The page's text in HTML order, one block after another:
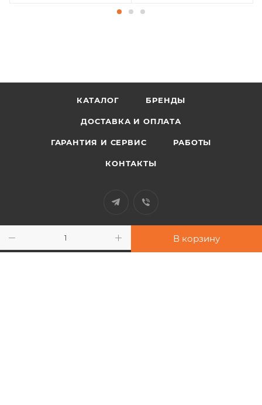
В корзину
КАТАЛОГ БРЕНДЫ
ДОСТАВКА И ОПЛАТА
ГАРАНТИЯ И СЕРВИС РАБОТЫ
КОНТАКТЫ
+38 097 948 33 91